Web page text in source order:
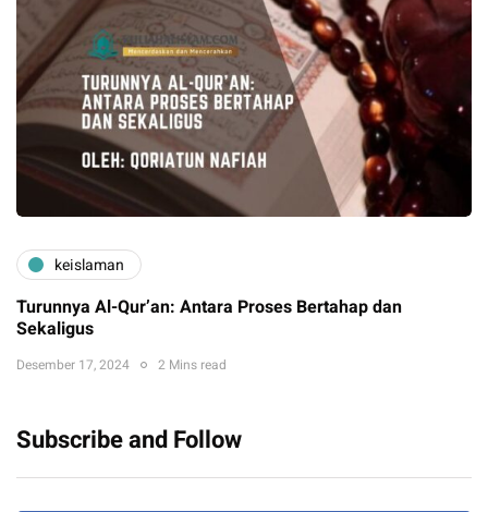
keislaman
Turunnya Al-Qur’an: Antara Proses Bertahap dan
Sekaligus
Desember 17, 2024 2 Mins read
Subscribe and Follow